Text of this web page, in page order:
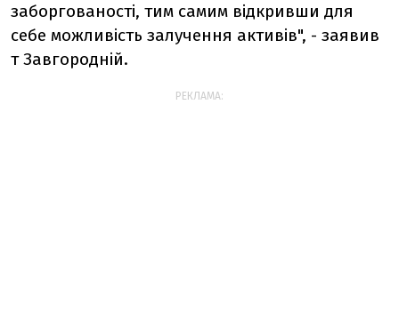
заборгованості, тим самим відкривши для
себе можливість залучення активів", - заявив
т Завгородній.
РЕКЛАМА: